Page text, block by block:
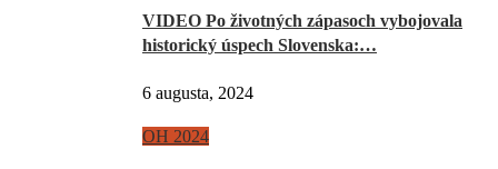
VIDEO Po životných zápasoch vybojovala
historický úspech Slovenska:…
6 augusta, 2024
OH 2024